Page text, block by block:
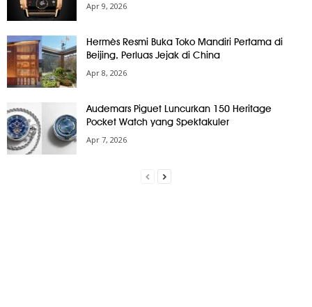
Apr 9, 2026
Hermès Resmi Buka Toko Mandiri Pertama di
Beijing, Perluas Jejak di China
Apr 8, 2026
Audemars Piguet Luncurkan 150 Heritage
Pocket Watch yang Spektakuler
Apr 7, 2026